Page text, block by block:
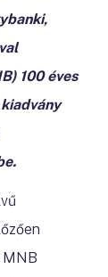
100 éves
MNB